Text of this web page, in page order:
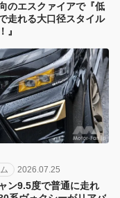
のエスクァイアで『低
走れる大口径スタイル
』
2026.07.25
ャン9.5度で普通に走れ